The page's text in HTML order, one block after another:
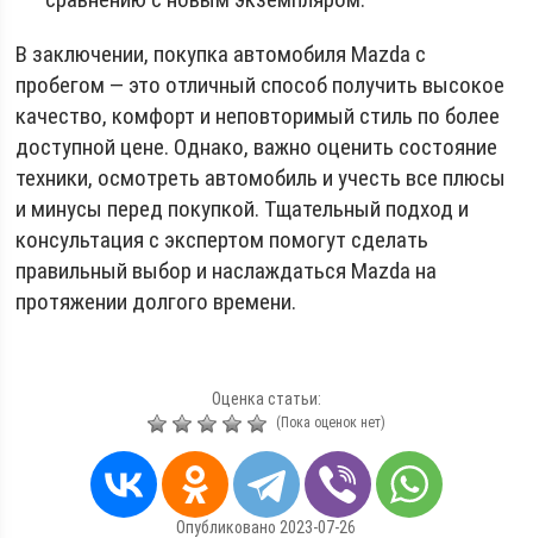
В заключении, покупка автомобиля Mazda с
пробегом — это отличный способ получить высокое
качество, комфорт и неповторимый стиль по более
доступной цене. Однако, важно оценить состояние
техники, осмотреть автомобиль и учесть все плюсы
и минусы перед покупкой. Тщательный подход и
консультация с экспертом помогут сделать
правильный выбор и наслаждаться Mazda на
протяжении долгого времени.
Оценка статьи:
(Пока оценок нет)
Опубликовано 2023-07-26